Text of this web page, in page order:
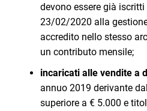
devono essere già
23/02/2020 alla
accredito nello stesso
un contributo mensile;
incaricati alle vendite a
annuo 2019 derivante
superiore a € 5.000 e